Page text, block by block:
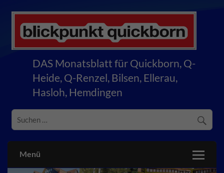
blickpunkt quickborn
DAS Monatsblatt für Quickborn, Q-
Heide, Q-Renzel, Bilsen, Ellerau,
Hasloh, Hemdingen
Menü